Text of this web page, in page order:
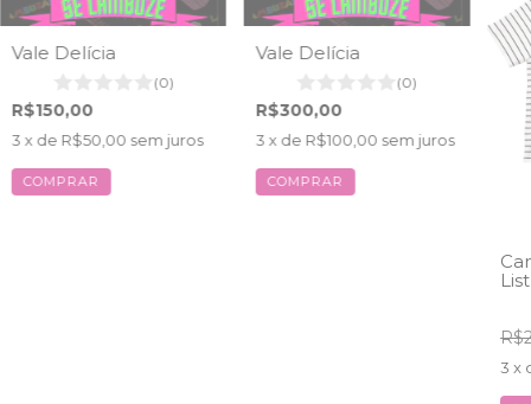
Vale Delícia
(0)
R$150,00
3 x de R$50,00 sem juros
Vale Delícia
(0)
R$300,00
3 x de R$100,00 sem juros
3 x